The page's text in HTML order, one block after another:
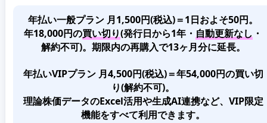
年払い一般プラン 月1,500円(税込)＝1日およそ50円。
年18,000円の買い切り(発行日から1年・ 自動更新なし ・
解約不可)。期限内の再購入で13ヶ月分に延長。
年払いVIPプラン 月4,500円(税込)＝年54,000円の買い切
り(解約不可)。
理論株価データのExcel活用や生成AI連携など、VIP限定
機能をすべて利用できます。